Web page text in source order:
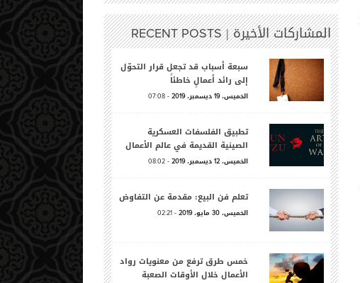
المشاركات الأخيرة |RECENT POSTS
سبعة أسباب قد تجعل قرار التحوّل
إلى رائد أعمالٍ خاطئاً
الخميس،19ديسمبر،2019
-
07:08
تطبيق الفلسفات العسكرية
الصينية القديمة في عالم الأعمال
الخميس، 12ديسمبر،2019
-
08:02
تعلم فن البيع: مقدمة عن التفاوض
الخميس، 30مايو،2019
-
02:21
خمس طرق ترفع من معنويات رواد
الأعمال خلال الأوقات الصعبة